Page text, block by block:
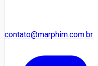
contato@marphim.com.br